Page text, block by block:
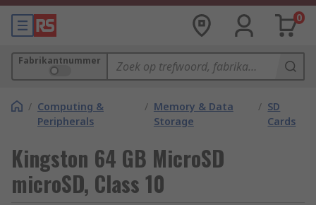
0
Fabrikantnummer
/ Computing &
Peripherals
/ Memory & Data
Storage
/ SD
Cards
Kingston 64 GB MicroSD
microSD, Class 10